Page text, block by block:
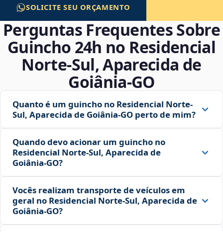
SOLICITE SEU ORÇAMENTO
Perguntas Frequentes Sobre
Guincho 24h no Residencial
Norte-Sul, Aparecida de
Goiânia‑GO
Quanto é um guincho no Residencial Norte-
Sul, Aparecida de Goiânia‑GO perto de mim?
Quando devo acionar um guincho no
Residencial Norte-Sul, Aparecida de
Goiânia‑GO?
Vocês realizam transporte de veículos em
geral no Residencial Norte-Sul, Aparecida de
Goiânia‑GO?